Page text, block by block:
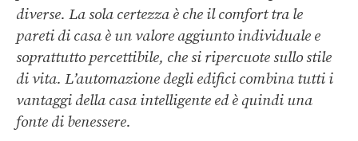
diverse. La sola certezza è che il comfort tra le
pareti di casa è un valore aggiunto individuale e
soprattutto percettibile, che si ripercuote sullo stile
di vita. L’automazione degli edifici combina tutti i
vantaggi della casa intelligente ed è quindi una
fonte di benessere.